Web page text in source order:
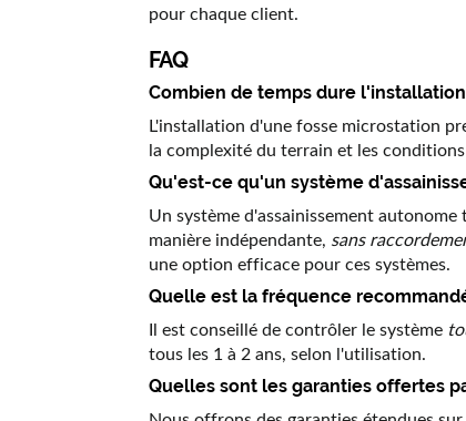
pour chaque client.
FAQ
Combien de temps dure
L'installation d'une fosse microstation
la complexité du terrain et les
Qu'est-ce qu'un système
Un système d'assainissement
manière indépendante, sans
une option efficace pour ces systèmes.
Quelle est la fréquence
Il est conseillé de contrôler le système
tous les 1 à 2 ans, selon l'utilisation.
Quelles sont les garanties offertes